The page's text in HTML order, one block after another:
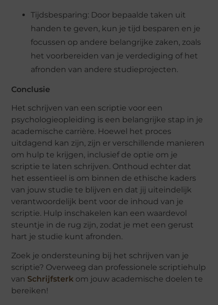
Tijdsbesparing: Door bepaalde taken uit
handen te geven, kun je tijd besparen en je
focussen op andere belangrijke zaken, zoals
het voorbereiden van je verdediging of het
afronden van andere studieprojecten.
Conclusie
Het schrijven van een scriptie voor een
psychologieopleiding is een belangrijke stap in je
academische carrière. Hoewel het proces
uitdagend kan zijn, zijn er verschillende manieren
om hulp te krijgen, inclusief de optie om je
scriptie te laten schrijven. Onthoud echter dat
het essentieel is om binnen de ethische kaders
van jouw studie te blijven en dat jij uiteindelijk
verantwoordelijk bent voor de inhoud van je
scriptie. Hulp inschakelen kan een waardevol
steuntje in de rug zijn, zodat je met een gerust
hart je studie kunt afronden.
Zoek je ondersteuning bij het schrijven van je
scriptie? Overweeg dan professionele scriptiehulp
van Schrijfsterk om jouw academische doelen te
bereiken!